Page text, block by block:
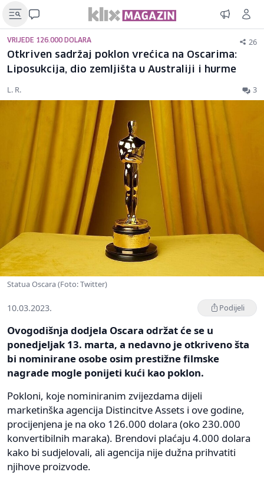
VRIJEDE 126.000 DOLARA 26
Otkriven sadržaj poklon vrećica na Oscarima:
Liposukcija, dio zemljišta u Australiji i hurme
L. R. 3
Statua Oscara (Foto: Twitter)
10.03.2023. Podijeli
Ovogodišnja dodjela Oscara održat će se u
ponedjeljak 13. marta, a nedavno je otkriveno šta
bi nominirane osobe osim prestižne filmske
nagrade mogle ponijeti kući kao poklon.
Pokloni, koje nominiranim zvijezdama dijeli
marketinška agencija Distincitve Assets i ove godine,
procijenjena je na oko 126.000 dolara (oko 230.000
konvertibilnih maraka). Brendovi plaćaju 4.000 dolara
kako bi sudjelovali, ali agencija nije dužna prihvatiti
njihove proizvode.